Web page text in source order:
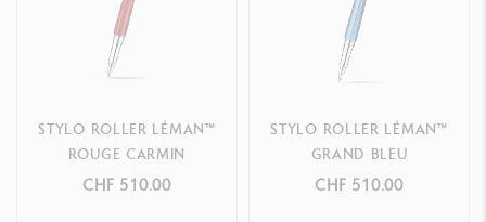
STYLO ROLLER LÉMAN™
ROUGE CARMIN
CHF 510.00
STYLO ROLLER LÉMAN™
GRAND BLEU
CHF 510.00